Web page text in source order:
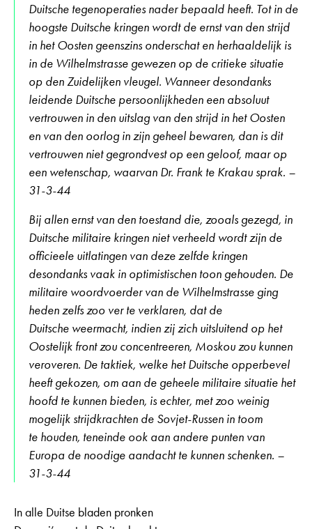
Duitsche tegenoperaties nader bepaald heeft. Tot in de
hoogste Duitsche kringen wordt de ernst van den strijd
in het Oosten geenszins onderschat en herhaaldelijk is
in de Wilhelmstrasse gewezen op de critieke situatie
op den Zuidelijken vleugel. Wanneer desondanks
leidende Duitsche persoonlijkheden een absoluut
vertrouwen in den uitslag van den strijd in het Oosten
en van den oorlog in zijn geheel bewaren, dan is dit
vertrouwen niet gegrondvest op een geloof, maar op
een wetenschap, waarvan Dr. Frank te Krakau sprak. –
31-3-44
Bij allen ernst van den toestand die, zooals gezegd, in
Duitsche militaire kringen niet verheeld wordt zijn de
officieele uitlatingen van deze zelfde kringen
desondanks vaak in optimistischen toon gehouden. De
militaire woordvoerder van de Wilhelmstrasse ging
heden zelfs zoo ver te verklaren, dat de
Duitsche weermacht, indien zij zich uitsluitend op het
Oostelijk front zou concentreeren, Moskou zou kunnen
veroveren. De taktiek, welke het Duitsche opperbevel
heeft gekozen, om aan de geheele militaire situatie het
hoofd te kunnen bieden, is echter, met zoo weinig
mogelijk strijdkrachten de Sovjet-Russen in toom
te houden, teneinde ook aan andere punten van
Europa de noodige aandacht te kunnen schenken. –
31-3-44
In alle Duitse bladen pronken